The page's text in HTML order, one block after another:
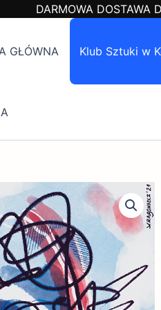
DARMOWA DOSTAWA
GŁÓWNA Klub Sztuki w